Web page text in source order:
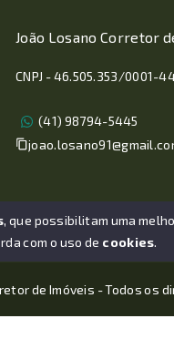
João Losano Corretor
CNPJ - 46.505.353/0001-
(41) 98794-5445
de Imóveis - Todos os
, que possibilitam uma
com o uso de cookies.